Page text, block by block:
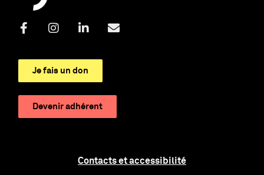
Je fais un don
Devenir adhérent
Contacts et accessibilité